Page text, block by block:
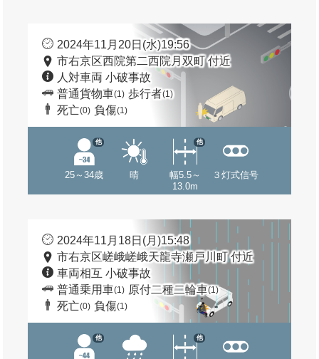
2024年11月20日(水)19:56
市右京区西院第二西院月双町 付近
人対車両 小破事故
普通貨物車(1) 歩行者(1)
死亡(0) 負傷(1)
25～34歳
他
晴
幅5.5～
13.0m
他
３灯式信号
2024年11月18日(月)15:48
市右京区嵯峨嵯峨天龍寺瀬戸川町 付近
車両相互 小破事故
普通乗用車(1) 原付二種二輪車(1)
死亡(0) 負傷(1)
他 他